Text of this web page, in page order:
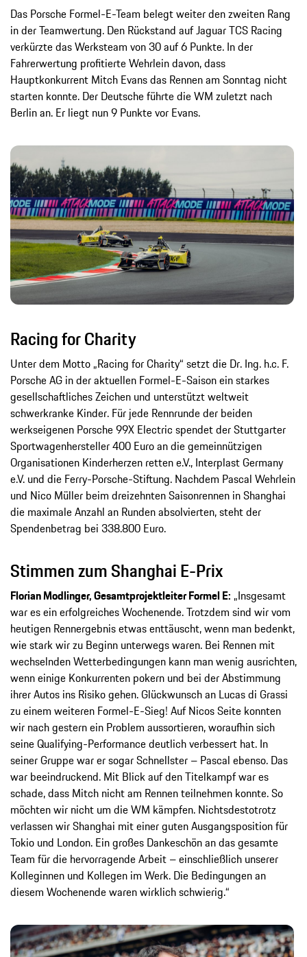
Das Porsche Formel-E-Team belegt weiter den zweiten Rang
in der Teamwertung. Den Rückstand auf Jaguar TCS Racing
verkürzte das Werksteam von 30 auf 6 Punkte. In der
Fahrerwertung profitierte Wehrlein davon, dass
Hauptkonkurrent Mitch Evans das Rennen am Sonntag nicht
starten konnte. Der Deutsche führte die WM zuletzt nach
Berlin an. Er liegt nun 9 Punkte vor Evans.
Racing for Charity
Unter dem Motto „Racing for Charity“ setzt die Dr. Ing. h.c. F.
Porsche AG in der aktuellen Formel-E-Saison ein starkes
gesellschaftliches Zeichen und unterstützt weltweit
schwerkranke Kinder. Für jede Rennrunde der beiden
werkseigenen Porsche 99X Electric spendet der Stuttgarter
Sportwagenhersteller 400 Euro an die gemeinnützigen
Organisationen Kinderherzen retten e.V., Interplast Germany
e.V. und die Ferry-Porsche-Stiftung. Nachdem Pascal Wehrlein
und Nico Müller beim dreizehnten Saisonrennen in Shanghai
die maximale Anzahl an Runden absolvierten, steht der
Spendenbetrag bei 338.800 Euro.
Stimmen zum Shanghai E-Prix
Florian Modlinger, Gesamtprojektleiter Formel E: „Insgesamt
war es ein erfolgreiches Wochenende. Trotzdem sind wir vom
heutigen Rennergebnis etwas enttäuscht, wenn man bedenkt,
wie stark wir zu Beginn unterwegs waren. Bei Rennen mit
wechselnden Wetterbedingungen kann man wenig ausrichten,
wenn einige Konkurrenten pokern und bei der Abstimmung
ihrer Autos ins Risiko gehen. Glückwunsch an Lucas di Grassi
zu einem weiteren Formel-E-Sieg! Auf Nicos Seite konnten
wir nach gestern ein Problem aussortieren, woraufhin sich
seine Qualifying-Performance deutlich verbessert hat. In
seiner Gruppe war er sogar Schnellster – Pascal ebenso. Das
war beeindruckend. Mit Blick auf den Titelkampf war es
schade, dass Mitch nicht am Rennen teilnehmen konnte. So
möchten wir nicht um die WM kämpfen. Nichtsdestotrotz
verlassen wir Shanghai mit einer guten Ausgangsposition für
Tokio und London. Ein großes Dankeschön an das gesamte
Team für die hervorragende Arbeit – einschließlich unserer
Kolleginnen und Kollegen im Werk. Die Bedingungen an
diesem Wochenende waren wirklich schwierig.“